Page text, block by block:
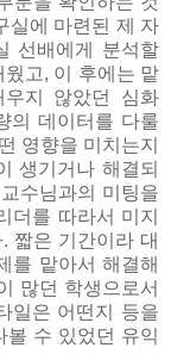
실에 마련된 제 자
선배에게 분석할
고, 이 후에는 맡
지 않았던 심화
의 데이터를 다룰
영향을 미치는지
생기거나 해결되
수님과의 미팅을
더를 따라서 미지
. 짧은 기간이라 대
를 맡아서 해결해
많던 학생으로서
일은 어떤지 등을
볼 수 있었던 유익